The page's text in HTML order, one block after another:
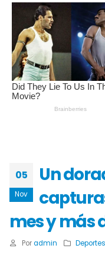
05
Nov
Un
mes y más
Por admin Deportes